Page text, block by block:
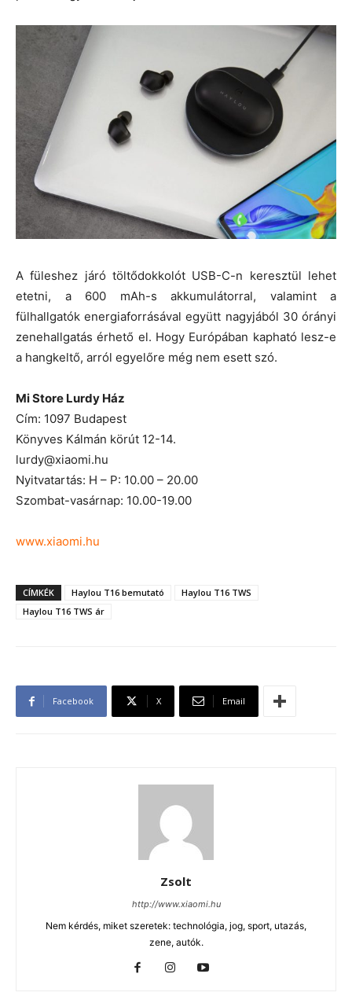
A füleshez járó töltődokkolót USB-C-n keresztül lehet
etetni, a 600 mAh-s akkumulátorral, valamint a
fülhallgatók energiaforrásával együtt nagyjából 30 órányi
zenehallgatás érhető el. Hogy Európában kapható lesz-e
a hangkeltő, arról egyelőre még nem esett szó.
Mi Store Lurdy Ház
Cím: 1097 Budapest
Könyves Kálmán körút 12-14.
lurdy@xiaomi.hu
Nyitvatartás: H – P: 10.00 – 20.00
Szombat-vasárnap: 10.00-19.00
www.xiaomi.hu
CÍMKÉK Haylou T16 bemutató
Haylou T16 TWS
Haylou T16 TWS ár
Facebook X Email
Zsolt
http://www.xiaomi.hu
Nem kérdés, miket szeretek: technológia, jog, sport, utazás,
zene, autók.